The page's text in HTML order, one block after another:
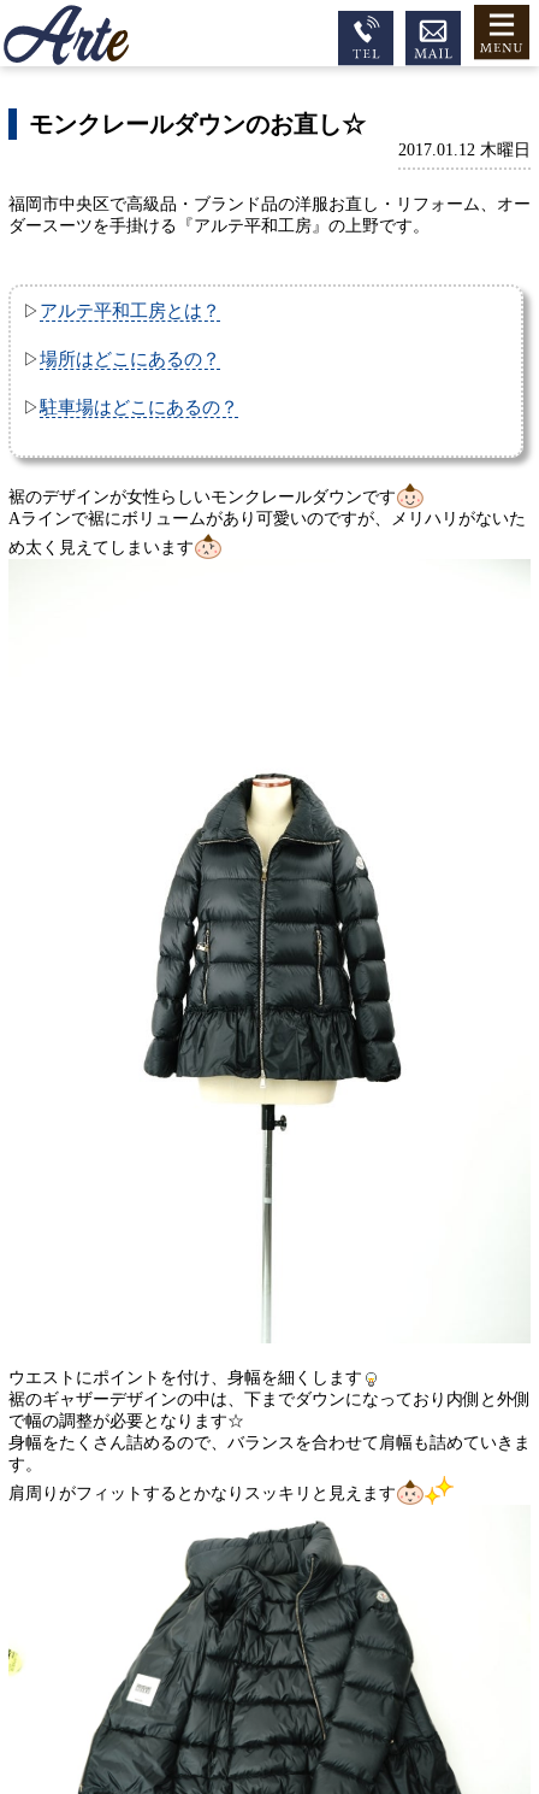
モンクレールダウンのお直し☆
2017.01.12 木曜日
福岡市中央区で高級品・ブランド品の洋服お直し・リフォーム、オー
ダースーツを手掛ける『アルテ平和工房』の上野です。
▷ アルテ平和工房とは？
▷ 場所はどこにあるの？
▷ 駐車場はどこにあるの？
裾のデザインが女性らしいモンクレールダウンです
Aラインで裾にボリュームがあり可愛いのですが、メリハリがないた
め太く見えてしまいます
ウエストにポイントを付け、身幅を細くします
裾のギャザーデザインの中は、下までダウンになっており内側と外側
で幅の調整が必要となります☆
身幅をたくさん詰めるので、バランスを合わせて肩幅も詰めていきま
す。
肩周りがフィットするとかなりスッキリと見えます